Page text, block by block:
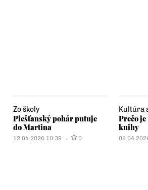
Zo školy
Piešťanský pohár putuje
do Martina
12.04.2026 10:39 0
Kultúra
Prečo
knihy